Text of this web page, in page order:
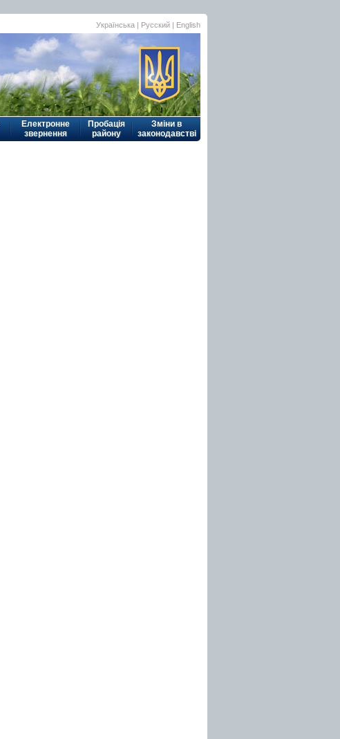
Українська | Русский | English
Електронне
звернення
Пробація
району
Зміни в
законодавстві